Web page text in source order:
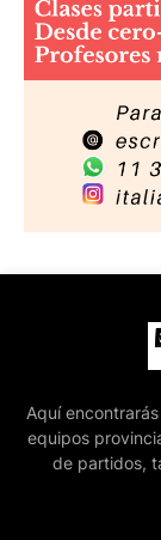
Aquí
equipos
de partidos,